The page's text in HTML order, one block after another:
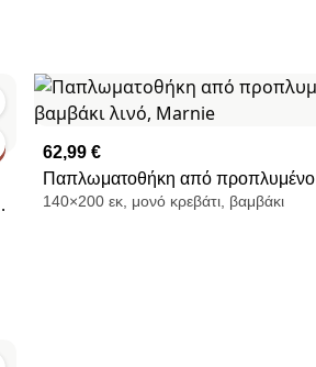
62,99 €
Παπλωματοθήκη από προπλυμένο
βαμβάκι λινό, Marnie
140×200 εκ, μονό κρεβάτι, βαμβάκι